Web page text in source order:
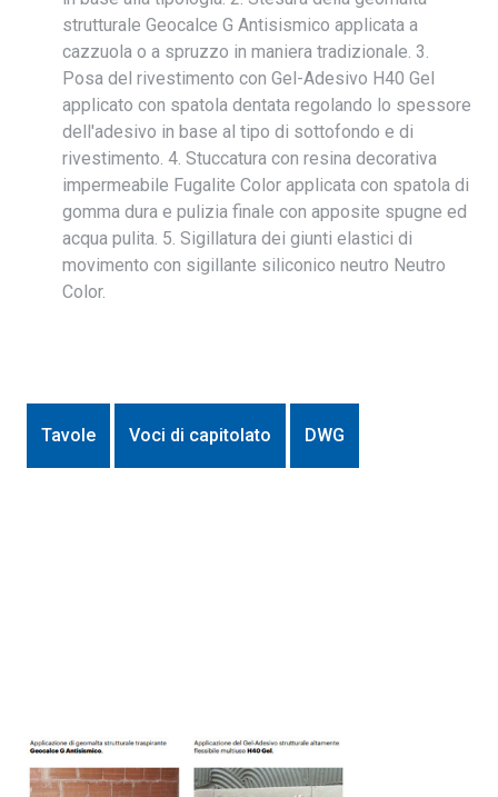
strutturale Geocalce G Antisismico applicata a
cazzuola o a spruzzo in maniera tradizionale. 3.
Posa del rivestimento con Gel-Adesivo H40 Gel
applicato con spatola dentata regolando lo spessore
dell'adesivo in base al tipo di sottofondo e di
rivestimento. 4. Stuccatura con resina decorativa
impermeabile Fugalite Color applicata con spatola di
gomma dura e pulizia finale con apposite spugne ed
acqua pulita. 5. Sigillatura dei giunti elastici di
movimento con sigillante siliconico neutro Neutro
Color.
Tavole Voci di capitolato DWG